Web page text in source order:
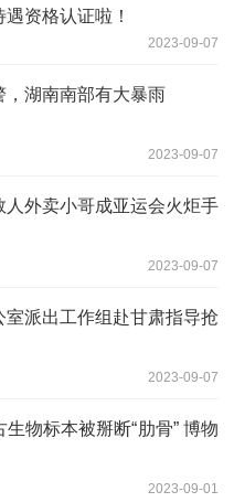
资格认证啦！
2023-09-07
，湖南南部有大暴雨
2023-09-07
人外卖小哥成亚运会火炬手
2023-09-07
室派出工作组赴甘肃指导抢
2023-09-07
物标本被掰断“肋骨” 博物
2023-09-01